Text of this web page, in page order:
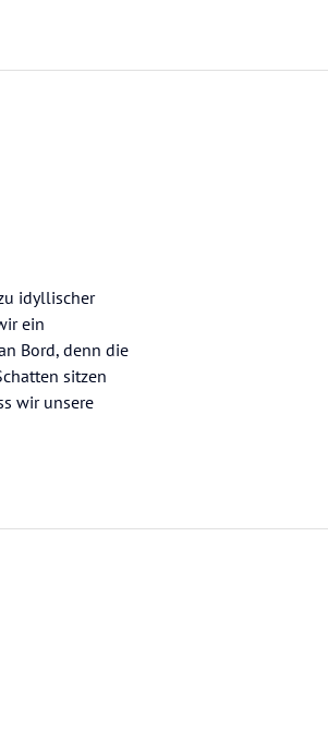
idyllischer
ein
Bord, denn die
sitzen
wir unsere